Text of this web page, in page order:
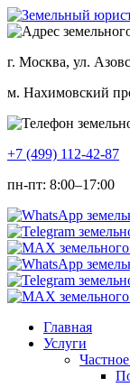
г. Москва, ул.
м. Нахимовский
+7 (499) 112-42-87
пн-пт: 8:00–17:00
Главная
Услуги